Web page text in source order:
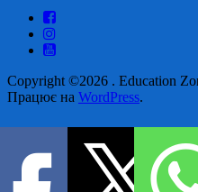
Copyright ©2026 . Education
Працює на WordPress.